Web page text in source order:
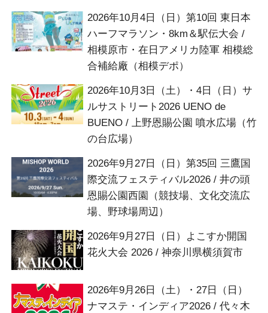
2026年10月4日（日）第10回 東日本
ハーフマラソン・8km＆駅伝大会 /
相模原市・在日アメリカ陸軍 相模総
合補給廠（相模デポ）
2026年10月3日（土）・4日（日）サ
ルサストリート2026 UENO de
BUENO / 上野恩賜公園 噴水広場（竹
の台広場）
2026年9月27日（日）第35回 三鷹国
際交流フェスティバル2026 / 井の頭
恩賜公園西園（競技場、文化交流広
場、野球場周辺）
2026年9月27日（日）よこすか開国
花火大会 2026 / 神奈川県横須賀市
2026年9月26日（土）・27日（日）
ナマステ・インディア2026 / 代々木